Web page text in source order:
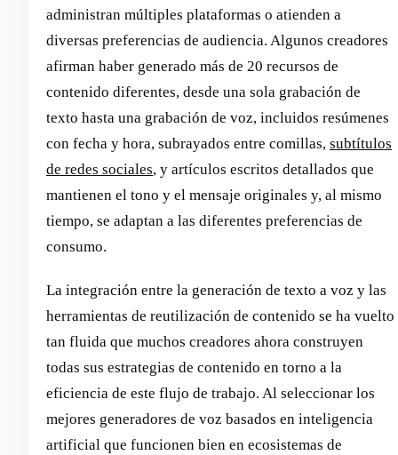
administran múltiples plataformas o atienden a
diversas preferencias de audiencia. Algunos creadores
afirman haber generado más de 20 recursos de
contenido diferentes, desde una sola grabación de
texto hasta una grabación de voz, incluidos resúmenes
con fecha y hora, subrayados entre comillas, subtítulos
de redes sociales, y artículos escritos detallados que
mantienen el tono y el mensaje originales y, al mismo
tiempo, se adaptan a las diferentes preferencias de
consumo.
La integración entre la generación de texto a voz y las
herramientas de reutilización de contenido se ha vuelto
tan fluida que muchos creadores ahora construyen
todas sus estrategias de contenido en torno a la
eficiencia de este flujo de trabajo. Al seleccionar los
mejores generadores de voz basados en inteligencia
artificial que funcionen bien en ecosistemas de